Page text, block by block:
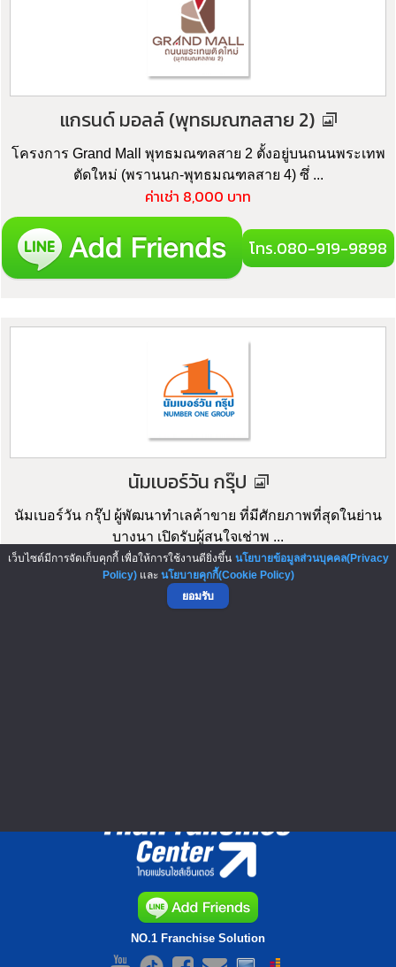
แกรนด์ มอลล์ (พุทธมณฑลสาย 2)
โครงการ Grand Mall พุทธมณฑลสาย 2 ตั้งอยู่บนถนนพระเทพ
ตัดใหม่ (พรานนก-พุทธมณฑลสาย 4) ซึ่ ...
ค่าเช่า 8,000 บาท
โทร.080-919-9898
นัมเบอร์วัน กรุ๊ป
นัมเบอร์วัน กรุ๊ป ผู้พัฒนาทำเลค้าขาย ที่มีศักยภาพที่สุดในย่าน
บางนา เปิดรับผู้สนใจเช่าพ ...
ค่าเช่า 199 บาท
NO.1 Franchise Solution
เว็บไซต์มีการจัดเก็บคุกกี้ เพื่อให้การใช้งานดียิ่งขึ้น นโยบายข้อมูลส่วนบุคคล(Privacy
Policy)และ นโยบายคุกกี้(Cookie Policy)
ยอมรับ